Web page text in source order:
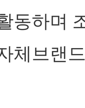
동하며
체브랜